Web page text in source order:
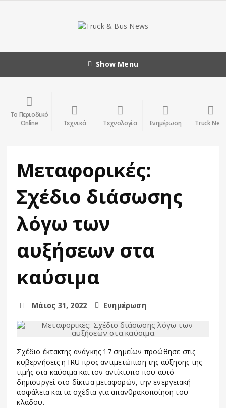
Show Menu
Το Περιοδικό
Online
Τεχνικά Τεχνολογία Ενημέρωση Truck
Μεταφορικές:
Σχέδιο διάσωσης
λόγω των
αυξήσεων στα
καύσιμα
Μάιος 31, 2022 Ενημέρωση
Σχέδιο έκτακτης ανάγκης 17 σημείων προώθησε στις
κυβερνήσεις η IRU προς αντιμετώπιση της αύξησης της
τιμής στα καύσιμα και τον αντίκτυπο που αυτό
δημιουργεί στο δίκτυα μεταφορών, την ενεργειακή
ασφάλεια και τα σχέδια για απανθρακοποίηση του
κλάδου.